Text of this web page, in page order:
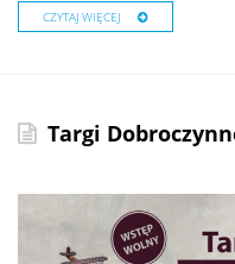
CZYTAJ WIĘCEJ
Targi